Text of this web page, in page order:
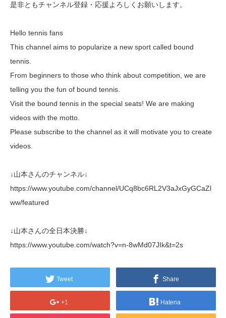
是非ともチャンネル登録・応援よろしくお願いします。
Hello tennis fans
This channel aims to popularize a new sport called bound
tennis.
From beginners to those who think about competition, we are
telling you the fun of bound tennis.
Visit the bound tennis in the special seats! We are making
videos with the motto.
Please subscribe to the channel as it will motivate you to create
videos.
↓山本さんのチャンネル↓
https://www.youtube.com/channel/UCq8bc6RL2V3aJxGyGCaZl
ww/featured
↓山本さんの全日本決勝↓
https://www.youtube.com/watch?v=n-8wMd07JIk&t=2s
Tweet Share
+1 Hatena